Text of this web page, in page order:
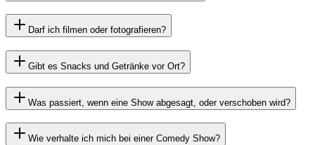
Darf ich filmen oder fotografieren?
Gibt es Snacks und Getränke vor Ort?
Was passiert, wenn eine Show abgesagt, oder verschoben wird?
Wie verhalte ich mich bei einer Comedy Show?